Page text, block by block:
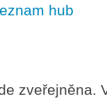
hub
zveřejněna.